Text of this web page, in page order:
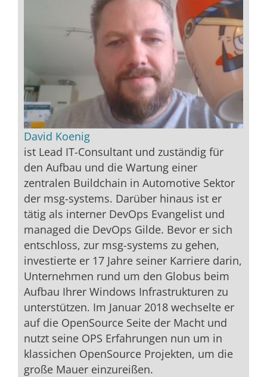
David Koenig
ist Lead IT-Consultant und zuständig für
den Aufbau und die Wartung einer
zentralen Buildchain in Automotive Sektor
der msg-systems. Darüber hinaus ist er
tätig als interner DevOps Evangelist und
managed die DevOps Gilde. Bevor er sich
entschloss, zur msg-systems zu gehen,
investierte er 17 Jahre seiner Karriere darin,
Unternehmen rund um den Globus beim
Aufbau Ihrer Windows Infrastrukturen zu
unterstützen. Im Januar 2018 wechselte er
auf die OpenSource Seite der Macht und
nutzt seine OPS Erfahrungen nun um in
klassichen OpenSource Projekten, um die
große Mauer einzureißen.